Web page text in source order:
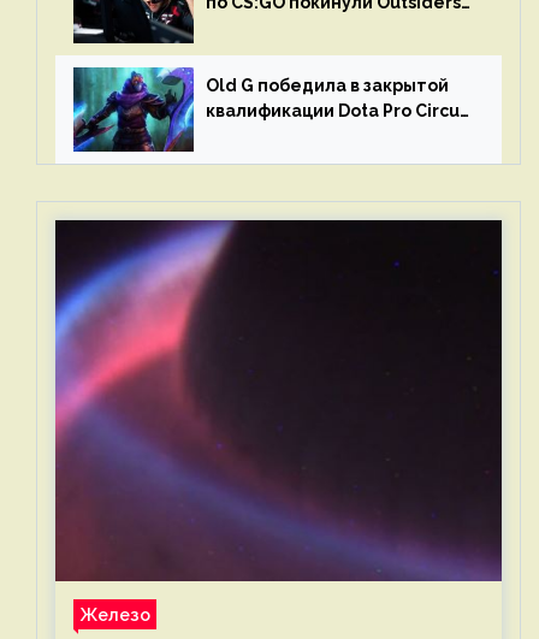
Old G победила в закрытой
квалификации Dota Pro Circuit
Железо